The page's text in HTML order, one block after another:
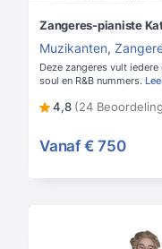
Zangeres-pianiste
Muzikanten,
Deze zangeres vult
soul en R&B nummers.
4,8 (24
Vanaf € 750